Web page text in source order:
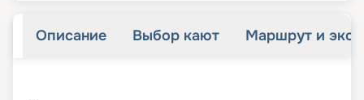
Описание Выбор кают Маршрут и